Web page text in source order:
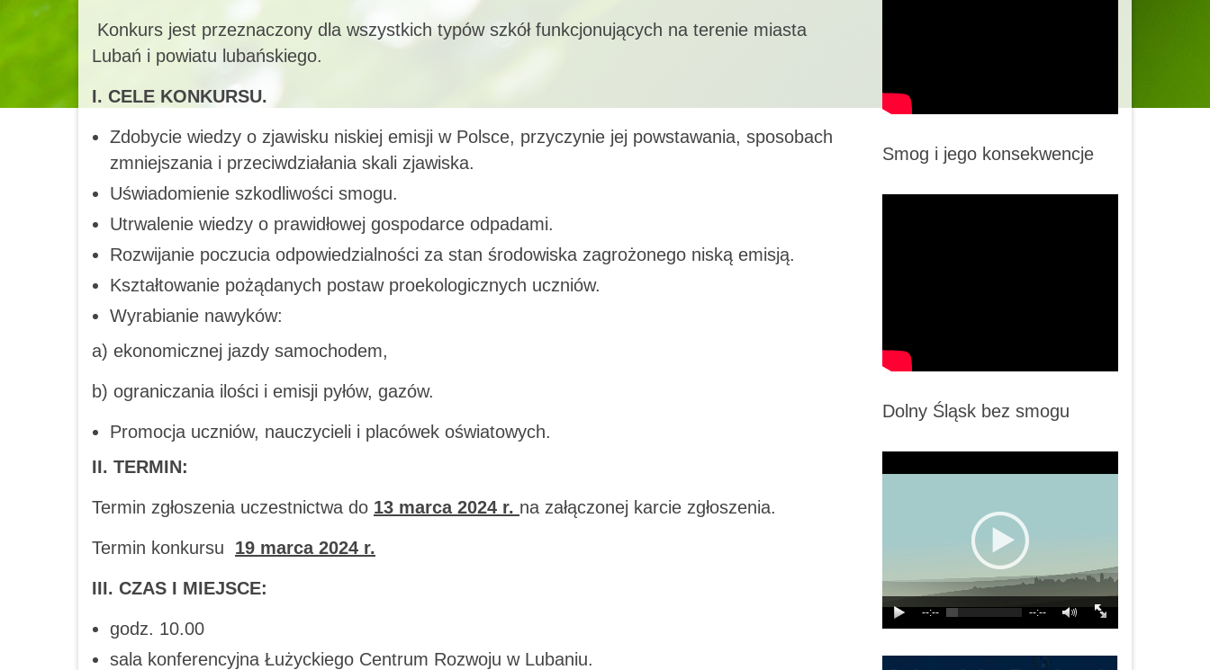
Konkurs jest przeznaczony dla wszystkich typów szkół funkcjonujących na terenie miasta
Lubań i powiatu lubańskiego.
I. CELE KONKURSU.
Zdobycie wiedzy o zjawisku niskiej emisji w Polsce, przyczynie jej powstawania, sposobach
zmniejszania i przeciwdziałania skali zjawiska.
Uświadomienie szkodliwości smogu.
Utrwalenie wiedzy o prawidłowej gospodarce odpadami.
Rozwijanie poczucia odpowiedzialności za stan środowiska zagrożonego niską emisją.
Kształtowanie pożądanych postaw proekologicznych uczniów.
Wyrabianie nawyków:
a) ekonomicznej jazdy samochodem,
b) ograniczania ilości i emisji pyłów, gazów.
Promocja uczniów, nauczycieli i placówek oświatowych.
II. TERMIN:
Termin zgłoszenia uczestnictwa do 13 marca 2024 r. na załączonej karcie zgłoszenia.
Termin konkursu 19 marca 2024 r.
III. CZAS I MIEJSCE:
godz. 10.00
sala konferencyjna Łużyckiego Centrum Rozwoju w Lubaniu.
Smog i jego konsekwencje
Dolny Śląsk bez smogu
--:-- --:--